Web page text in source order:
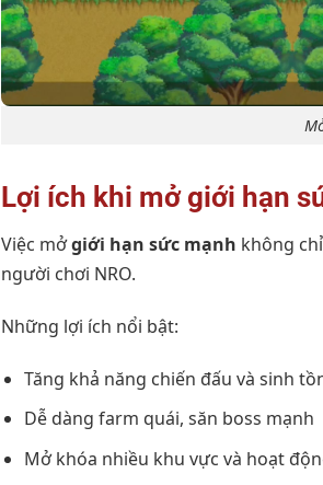
Lợi ích khi mở giới hạn
Việc mởgiới hạn sức mạnh không
người chơi NRO.
Những lợi ích nổi bật:
Tăng khả năng chiến đấu và sinh
Dễ dàng farm quái, săn boss mạnh
Mở khóa nhiều khu vực và hoạt